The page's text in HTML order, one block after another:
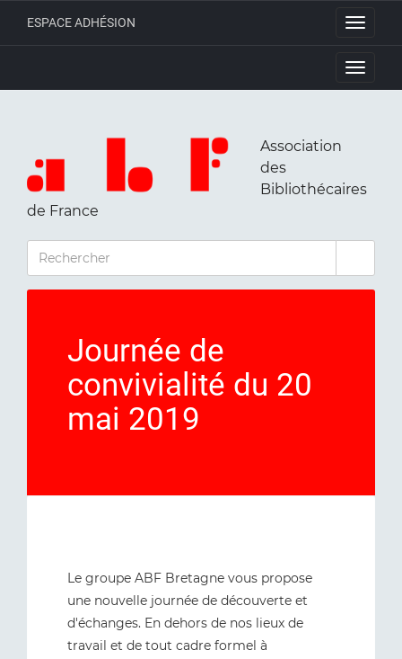
Toggle
ESPACE ADHÉSION
Toggle
Association
des
Bibliothécaires
de France
RECHERCHER
Journée de
convivialité du 20
mai 2019
Le groupe ABF Bretagne vous propose
une nouvelle journée de découverte et
d'échanges. En dehors de nos lieux de
travail et de tout cadre formel à